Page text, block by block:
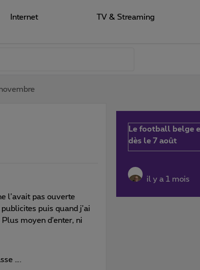
Internet TV & Streaming
l’avait pas ouverte
puis quand j’ai
moyen d’enter, ni
….
Le football belge
dès le 7 août
il y a 1 mois